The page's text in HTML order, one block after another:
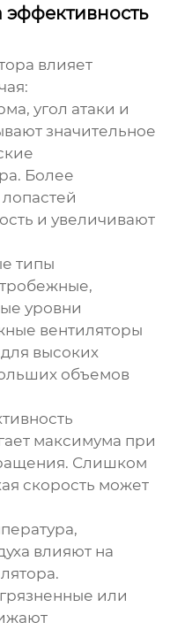
влияет
угол атаки и
значительное
Более
и увеличивают
типы
уровни
вентиляторы
высоких
объемов
максимума при
Слишком
скорость может
влияют на
или